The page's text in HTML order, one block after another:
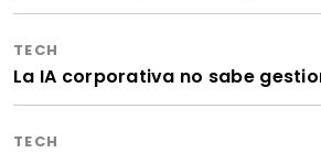
TECH
La IA corporativa no sabe
TECH